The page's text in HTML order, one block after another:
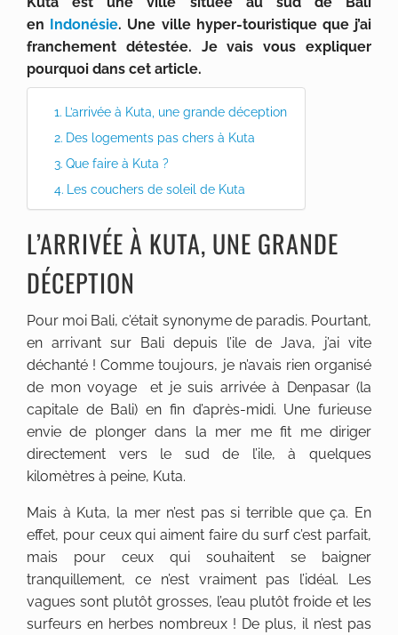
en Indonésie. Une ville hyper-touristique que j’ai
franchement détestée. Je vais vous expliquer
pourquoi dans cet article.
L’arrivée à Kuta, une grande déception
Des logements pas chers à Kuta
Que faire à Kuta ?
Les couchers de soleil de Kuta
L’ARRIVÉE À KUTA, UNE GRANDE
DÉCEPTION
Pour moi Bali, c’était synonyme de paradis. Pourtant,
en arrivant sur Bali depuis l’ile de Java, j’ai vite
déchanté ! Comme toujours, je n’avais rien organisé
de mon voyage et je suis arrivée à Denpasar (la
capitale de Bali) en fin d’après-midi. Une furieuse
envie de plonger dans la mer me fit me diriger
directement vers le sud de l’ile, à quelques
kilomètres à peine, Kuta.
Mais à Kuta, la mer n’est pas si terrible que ça. En
effet, pour ceux qui aiment faire du surf c’est parfait,
mais pour ceux qui souhaitent se baigner
tranquillement, ce n’est vraiment pas l’idéal. Les
vagues sont plutôt grosses, l’eau plutôt froide et les
surfeurs en herbes nombreux ! De plus, il n’est pas